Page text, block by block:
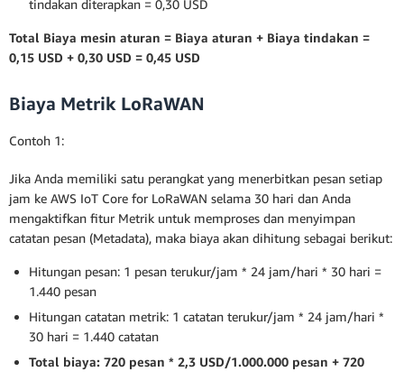
tindakan diterapkan = 0,30 USD
Total Biaya mesin aturan = Biaya aturan + Biaya tindakan =
0,15 USD + 0,30 USD = 0,45 USD
Biaya Metrik LoRaWAN
Contoh 1:
Jika Anda memiliki satu perangkat yang menerbitkan pesan setiap
jam ke AWS IoT Core for LoRaWAN selama 30 hari dan Anda
mengaktifkan fitur Metrik untuk memproses dan menyimpan
catatan pesan (Metadata), maka biaya akan dihitung sebagai berikut:
Hitungan pesan: 1 pesan terukur/jam * 24 jam/hari * 30 hari =
1.440 pesan
Hitungan catatan metrik: 1 catatan terukur/jam * 24 jam/hari *
30 hari = 1.440 catatan
Total biaya: 720 pesan * 2,3 USD/1.000.000 pesan + 720